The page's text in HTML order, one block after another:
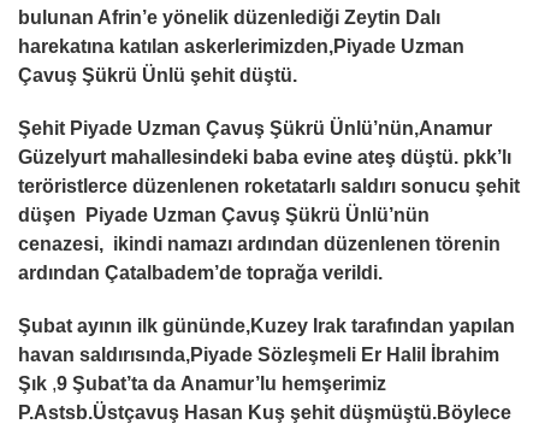
bulunan Afrin’e yönelik düzenlediği Zeytin Dalı
harekatına katılan askerlerimizden,Piyade Uzman
Çavuş Şükrü Ünlü şehit düştü.
Şehit Piyade Uzman Çavuş Şükrü Ünlü’nün,Anamur
Güzelyurt mahallesindeki baba evine ateş düştü. pkk’lı
teröristlerce düzenlenen roketatarlı saldırı sonucu şehit
düşen Piyade Uzman Çavuş Şükrü Ünlü’nün
cenazesi, ikindi namazı ardından düzenlenen törenin
ardından Çatalbadem’de toprağa verildi.
Şubat ayının ilk gününde,Kuzey Irak tarafından yapılan
havan saldırısında,Piyade Sözleşmeli Er Halil İbrahim
Şık ,9 Şubat’ta da Anamur’lu hemşerimiz
P.Astsb.Üstçavuş Hasan Kuş şehit düşmüştü.Böylece